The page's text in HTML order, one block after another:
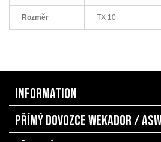
Rozměr TX 10
INFORMATION
PŘÍMÝ DOVOZCE WEKADOR / ASW